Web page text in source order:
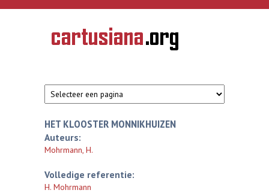
Overslaan en naar de inhoud gaan
CARTUSIANA
Geschiedenis
van de
HET KLOOSTER MONNIKHUIZEN
Auteurs:
Mohrmann, H.
Volledige referentie:
H. Mohrmann